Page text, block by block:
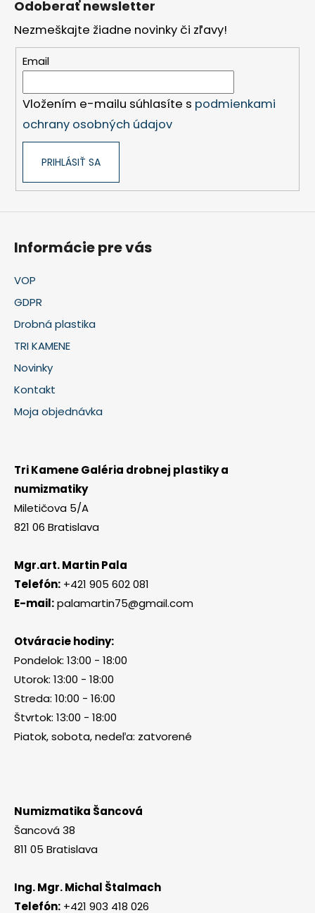
Odoberať newsletter
Nezmeškajte žiadne novinky či zľavy!
Email
Vložením e-mailu súhlasíte s podmienkami
ochrany osobných údajov
PRIHLÁSIŤ SA
Informácie pre vás
VOP
GDPR
Drobná plastika
TRI KAMENE
Novinky
Kontakt
Moja objednávka
Tri Kamene Galéria drobnej plastiky a
numizmatiky
Miletičova 5/A
821 06 Bratislava
Mgr.art. Martin Pala
Telefón: +421 905 602 081
E-mail:palamartin75@gmail.com
Otváracie hodiny:
Pondelok: 13:00 - 18:00
Utorok: 13:00 - 18:00
Streda: 10:00 - 16:00
Štvrtok: 13:00 - 18:00
Piatok, sobota, nedeľa: zatvorené
Numizmatika Šancová
Šancová 38
811 05 Bratislava
Ing. Mgr. Michal Štalmach
Telefón: +421 903 418 026